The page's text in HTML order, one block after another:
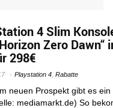
4 Slim
Zero Dawn“
298€
Playstation 4 Rabatte
neuen Prospekt gibt es ein
mediamarkt.de) So